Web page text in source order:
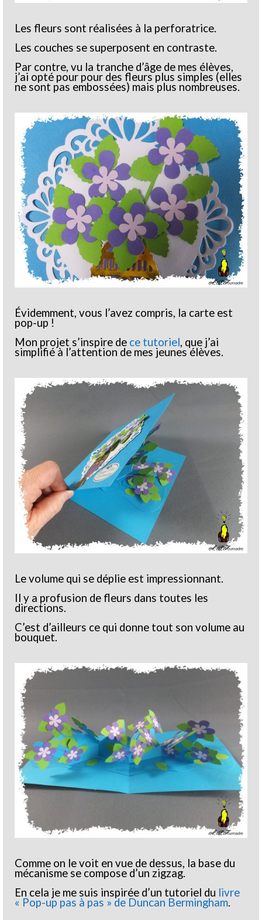
Les fleurs sont réalisées à la perforatrice.
Les couches se superposent en contraste.
Par contre, vu la tranche d’âge de mes élèves,
j’ai opté pour pour des fleurs plus simples (elles
ne sont pas embossées) mais plus nombreuses.
Évidemment, vous l’avez compris, la carte est
pop-up !
Mon projet s’inspire de ce tutoriel, que j’ai
simplifié à l’attention de mes jeunes élèves.
Le volume qui se déplie est impressionnant.
Il y a profusion de fleurs dans toutes les
directions.
C’est d’ailleurs ce qui donne tout son volume au
bouquet.
Comme on le voit en vue de dessus, la base du
mécanisme se compose d’un zigzag.
En cela je me suis inspirée d’un tutoriel du livre
« Pop-up pas à pas » de Duncan Bermingham.